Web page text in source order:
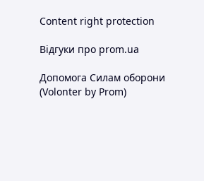
Content right protection
Відгуки про prom.ua
Допомога Силам оборони
(Volonter by Prom)